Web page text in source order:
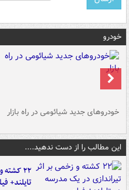
خودرو
خودروهای جدید شیائومی در راه بازار
این مطالب را از دست ندهید....
۲۲
تایلند+